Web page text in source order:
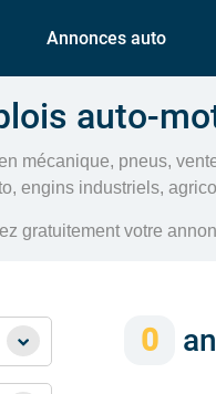
Annonces auto
auto-
mécanique, pneus,
engins industriels,
gratuitement votre
0